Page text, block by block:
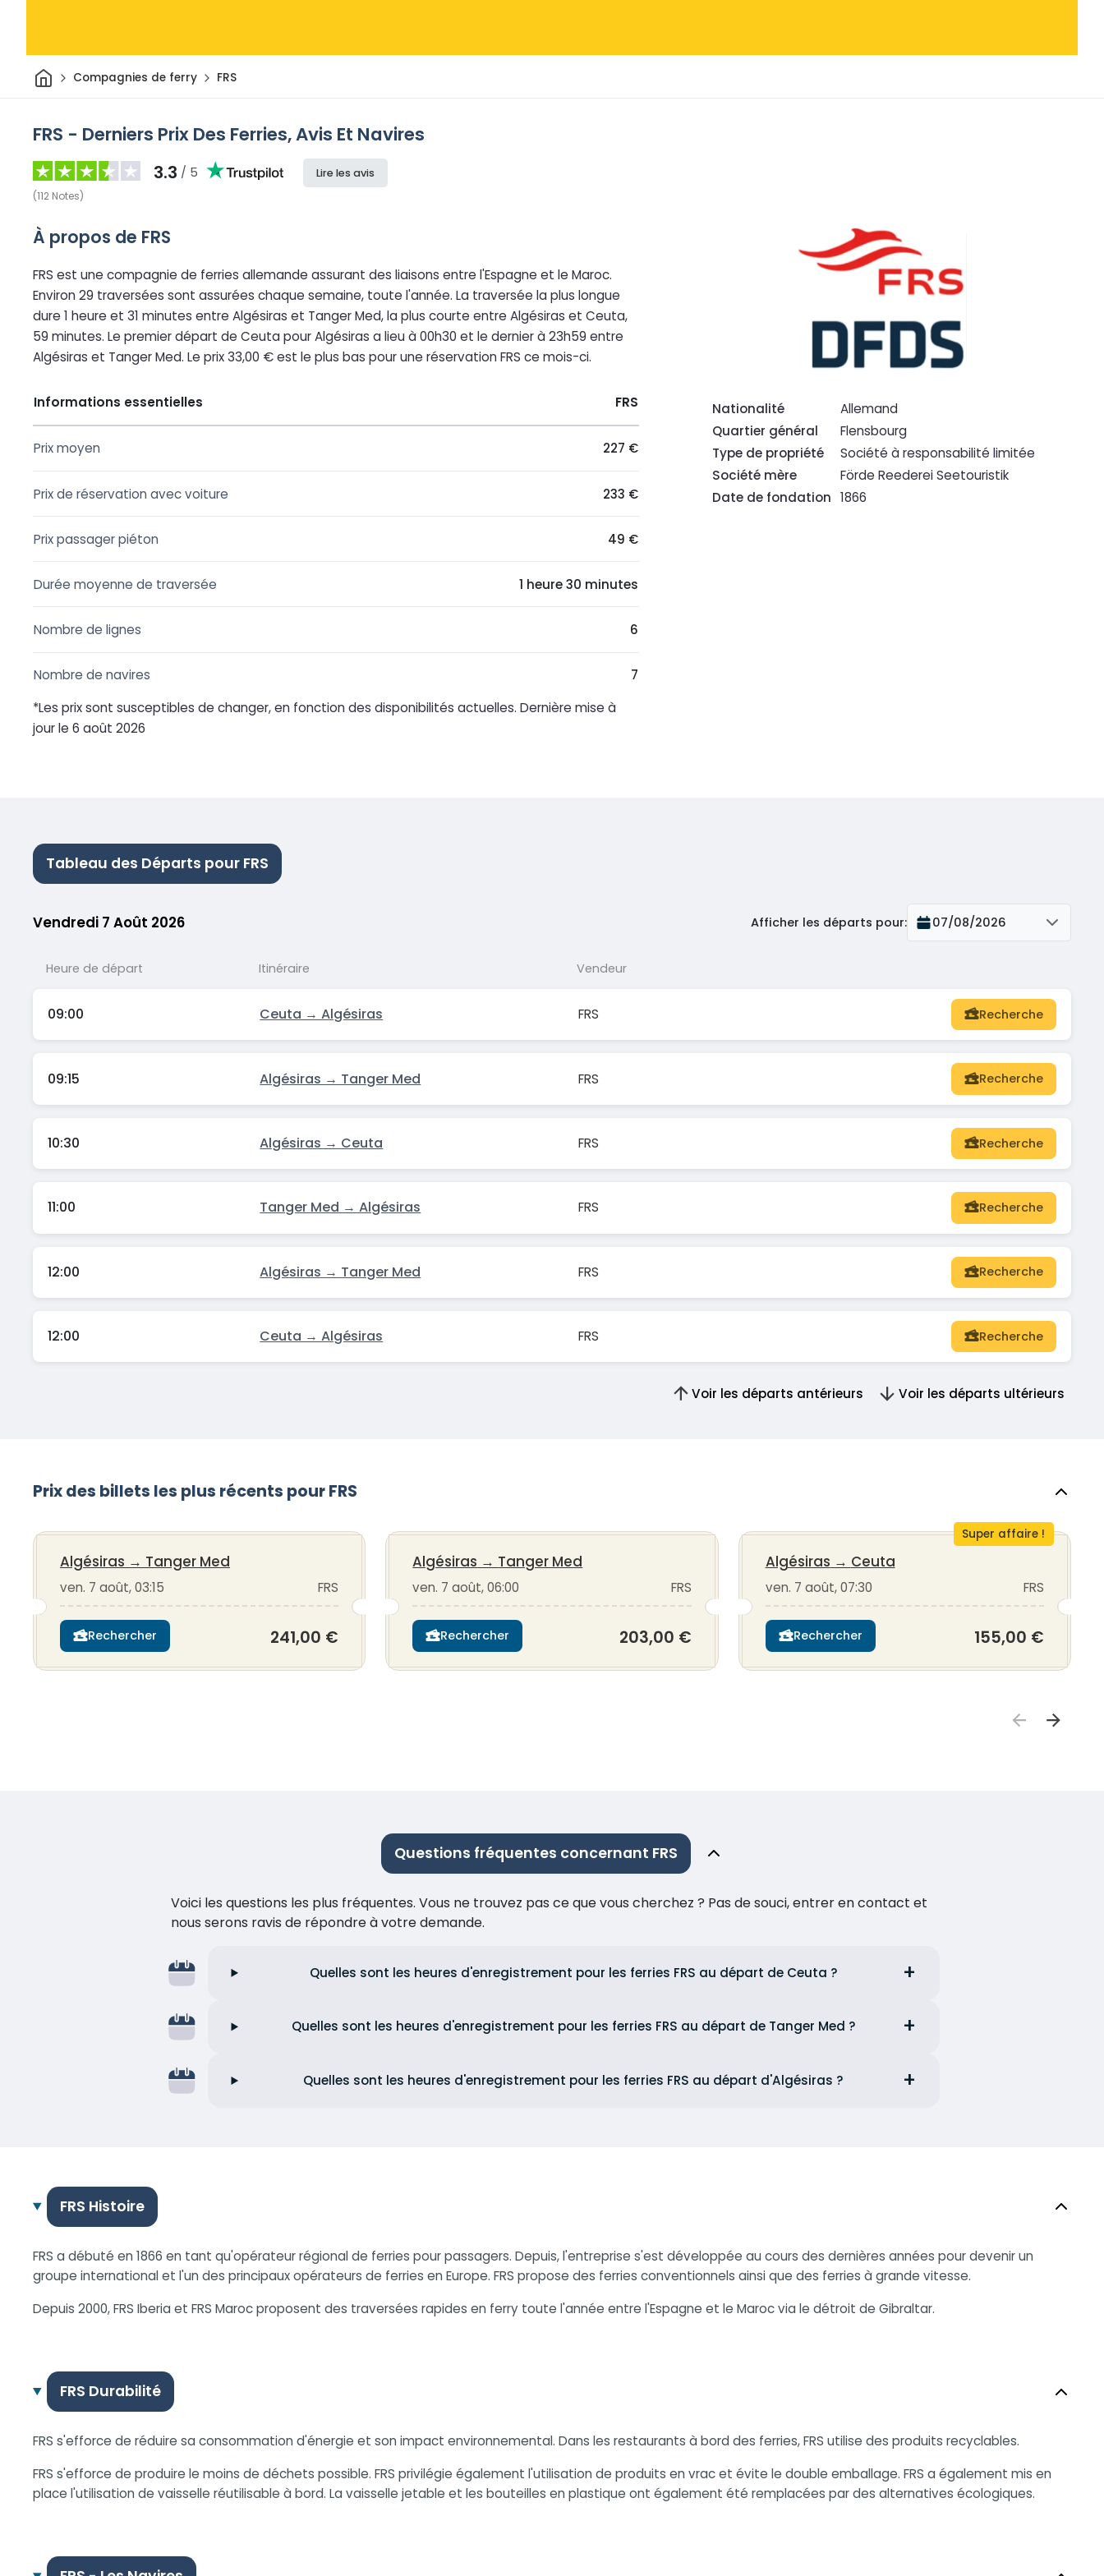
Maison
Compagnies de ferry FRS
FRS - Derniers Prix Des Ferries, Avis Et Navires
3.3 / 5
(112 Notes)
Lire les avis
À propos de FRS
FRS est une compagnie de ferries allemande assurant des liaisons entre l'Espagne et le Maroc.
Environ 29 traversées sont assurées chaque semaine, toute l'année. La traversée la plus longue
dure 1 heure et 31 minutes entre Algésiras et Tanger Med, la plus courte entre Algésiras et Ceuta,
59 minutes. Le premier départ de Ceuta pour Algésiras a lieu à 00h30 et le dernier à 23h59 entre
Algésiras et Tanger Med. Le prix 33,00 € est le plus bas pour une réservation FRS ce mois-ci.
Informations essentielles FRS
Prix moyen 227 €
Prix de réservation avec voiture 233 €
Prix passager piéton 49 €
Durée moyenne de traversée 1 heure 30 minutes
Nombre de lignes 6
Nombre de navires
7
*Les prix sont susceptibles de changer, en fonction des disponibilités actuelles. Dernière mise à
jour le 6 août 2026
Nationalité
Allemand
Quartier général
Flensbourg
Type de propriété
Société à responsabilité limitée
Société mère
Förde Reederei Seetouristik
Date de fondation 1866
Tableau des Départs pour FRS
Vendredi 7 Août 2026 Afficher les départs pour: 07/08/2026
Heure de départ Itinéraire Vendeur
09:00 Ceuta → Algésiras FRS Recherche
09:15 Algésiras → Tanger Med FRS Recherche
10:30 Algésiras → Ceuta FRS Recherche
11:00 Tanger Med → Algésiras FRS Recherche
12:00 Algésiras → Tanger Med FRS Recherche
12:00 Ceuta → Algésiras FRS Recherche
Voir les départs antérieurs Voir les départs ultérieurs
Prix des billets les plus récents pour FRS
Algésiras → Tanger Med
ven. 7 août, 03:15 FRS
Rechercher 241,00 €
Algésiras → Tanger Med
ven. 7 août, 06:00 FRS
Rechercher 203,00 €
Super affaire !
Algésiras → Ceuta
ven. 7 août, 07:30 FRS
Rechercher 155,00 €
Questions fréquentes concernant FRS
Voici les questions les plus fréquentes. Vous ne trouvez pas ce que vous cherchez ? Pas de souci, entrer en contact et
nous serons ravis de répondre à votre demande.
Quelles sont les heures d'enregistrement pour les ferries FRS au départ de Ceuta ?
Quelles sont les heures d'enregistrement pour les ferries FRS au départ de Tanger Med ?
Quelles sont les heures d'enregistrement pour les ferries FRS au départ d'Algésiras ?
FRS Histoire
FRS a débuté en 1866 en tant qu'opérateur régional de ferries pour passagers. Depuis, l'entreprise s'est développée au cours des dernières années pour devenir un
groupe international et l'un des principaux opérateurs de ferries en Europe. FRS propose des ferries conventionnels ainsi que des ferries à grande vitesse.
Depuis 2000, FRS Iberia et FRS Maroc proposent des traversées rapides en ferry toute l'année entre l'Espagne et le Maroc via le détroit de Gibraltar.
FRS Durabilité
FRS s'efforce de réduire sa consommation d'énergie et son impact environnemental. Dans les restaurants à bord des ferries, FRS utilise des produits recyclables.
FRS s'efforce de produire le moins de déchets possible. FRS privilégie également l'utilisation de produits en vrac et évite le double emballage. FRS a également mis en
place l'utilisation de vaisselle réutilisable à bord. La vaisselle jetable et les bouteilles en plastique ont également été remplacées par des alternatives écologiques.